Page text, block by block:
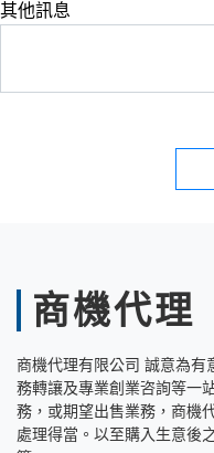
其他訊息
商機代理
商機代理有限公司 誠意為有
務轉讓及專業創業咨詢等一
務，或期望出售業務，商機
處理得當。以至購入生意後